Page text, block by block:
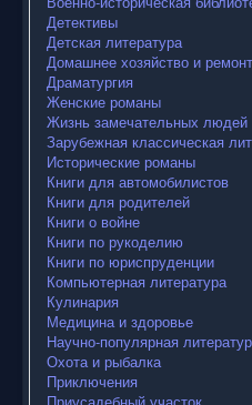
Детективы
Детская литература
Домашнее хозяйство и ремонт
Драматургия
Женские романы
Жизнь замечательных
Зарубежная классическая
Исторические романы
Книги для автомобилистов
Книги для родителей
Книги о войне
Книги по рукоделию
Книги по юриспруденции
Компьютерная литература
Кулинария
Медицина и здоровье
Научно-популярная
Охота и рыбалка
Приключения